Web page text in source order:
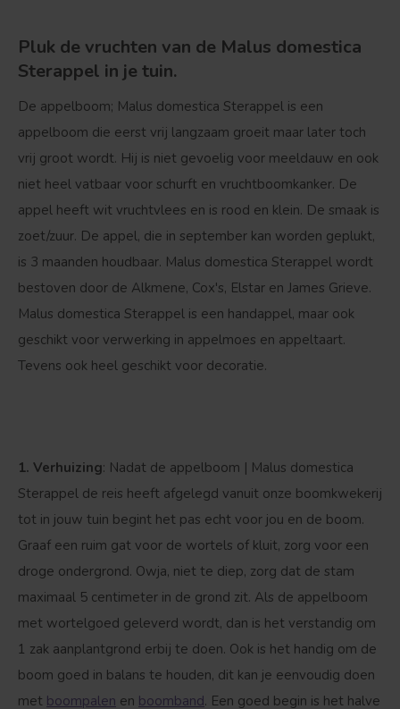
Pluk de vruchten van de Malus domestica
Sterappel in je tuin.
De appelboom; Malus domestica Sterappel is een
appelboom die eerst vrij langzaam groeit maar later toch
vrij groot wordt. Hij is niet gevoelig voor meeldauw en ook
niet heel vatbaar voor schurft en vruchtboomkanker. De
appel heeft wit vruchtvlees en is rood en klein. De smaak is
zoet/zuur. De appel, die in september kan worden geplukt,
is 3 maanden houdbaar. Malus domestica Sterappel wordt
bestoven door de Alkmene, Cox's, Elstar en James Grieve.
Malus domestica Sterappel is een handappel, maar ook
geschikt voor verwerking in appelmoes en appeltaart.
Tevens ook heel geschikt voor decoratie.
1. Verhuizing: Nadat de appelboom | Malus domestica
Sterappel de reis heeft afgelegd vanuit onze boomkwekerij
tot in jouw tuin begint het pas echt voor jou en de boom.
Graaf een ruim gat voor de wortels of kluit, zorg voor een
droge ondergrond. Owja, niet te diep, zorg dat de stam
maximaal 5 centimeter in de grond zit. Als de appelboom
met wortelgoed geleverd wordt, dan is het verstandig om
1 zak aanplantgrond erbij te doen. Ook is het handig om de
boom goed in balans te houden, dit kan je eenvoudig doen
met boompalen en boomband. Een goed begin is het halve
Bolvorm Verspreide vorm